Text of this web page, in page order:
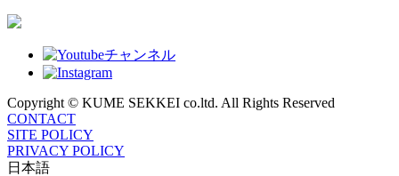
Copyright © KUME SEKKEI co.ltd. All Rights Reserved
CONTACT
SITE POLICY
PRIVACY POLICY
日本語